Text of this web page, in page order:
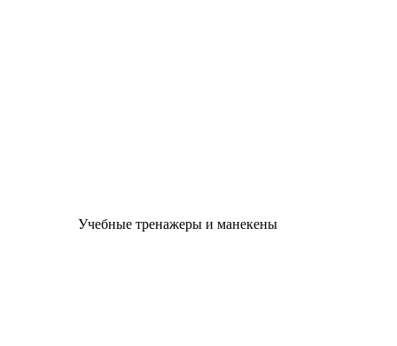
Учебные тренажеры и манекены